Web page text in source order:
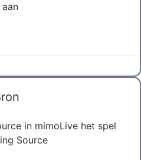
in mimoLive het spel
Source